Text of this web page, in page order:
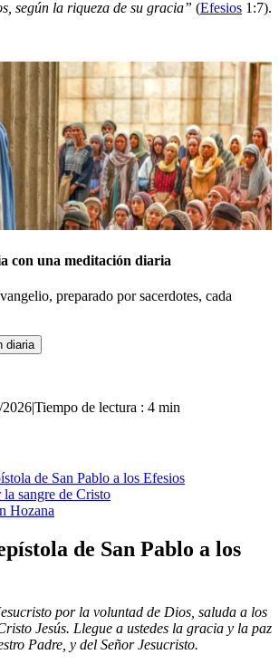
según la riqueza de su gracia” (Efesios 1:7).
con una meditación diaria
preparado por sacerdotes, cada
diaria
|Tiempo de lectura : 4 min
de San Pablo a los Efesios
sangre de Cristo
Hozana
de San Pablo a los
por la voluntad de Dios, saluda a los
Jesús. Llegue a ustedes la gracia y la paz
Padre, y del Señor Jesucristo.